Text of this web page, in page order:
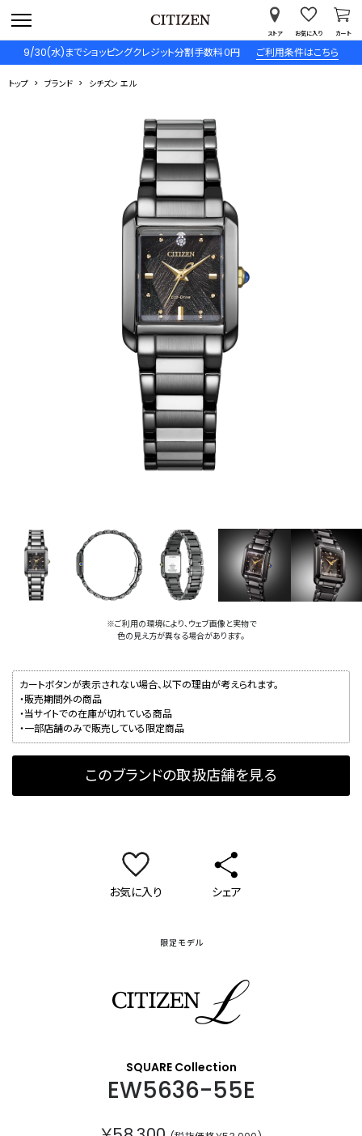
9/30(水)までショッピングクレジット分割手数料０円 ご利用条件はこちら
ストア お気に入り カート
トップ ブランド シチズン エル
※ご利用の環境により、ウェブ画像と実物で
色の見え方が異なる場合があります。
カートボタンが表示されない場合、以下の理由が考えられます。
・販売期間外の商品
・当サイトでの在庫が切れている商品
・一部店舗のみで販売している限定商品
このブランドの取扱店舗を見る
お気に入り シェア
限定モデル
SQUARE Collection
EW5636-55E